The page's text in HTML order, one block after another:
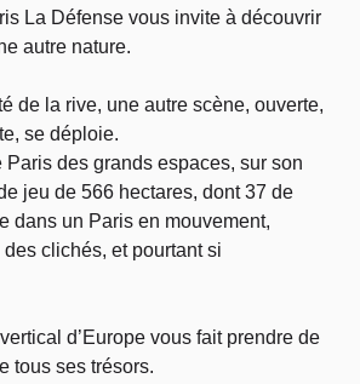
La Défense vous invite à découvrir
autre nature.
de la rive, une autre scène, ouverte,
se déploie.
Paris des grands espaces, sur son
jeu de 566 hectares, dont 37 de
dans un Paris en mouvement,
clichés, et pourtant si
d’Europe vous fait prendre de
tous ses trésors.